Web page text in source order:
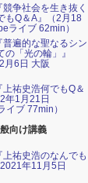
争社会を生き抜く
もQ＆A』（2月18
ライブ 62min）
遍的な聖なるシン
の「光の輪」』
月6日 大阪
祐史浩何でもQ＆
年1月21日
イブ 77min）
向け講義
祐史浩のなんでも
年11月5日